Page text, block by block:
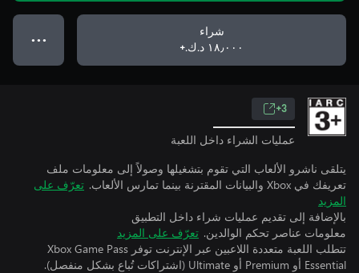
شراء
١٨٫٠٠٠ د.ك.‏+
● ● ●
3+
عمليات الشراء داخل اللعبة
يتلقى ناشرو الألعاب التي تقوم بتشغيلها وصولاً إلى معلومات ملف
تعريفك في Xbox والبيانات المقترنة بينما تمارس الألعاب.
تعرّف على
المزيد
بالإضافة إلى تقديم عمليات شراء داخل التطبيق
معلومات عناصر تحكم الوالدين. تعرّف على المزيد
تتطلب اللعبة متعددة اللاعبين عبر الإنترنت توفر Xbox Game Pass
Essential أو Premium أو Ultimate (اشتراكات تُباع بشكل منفصل).